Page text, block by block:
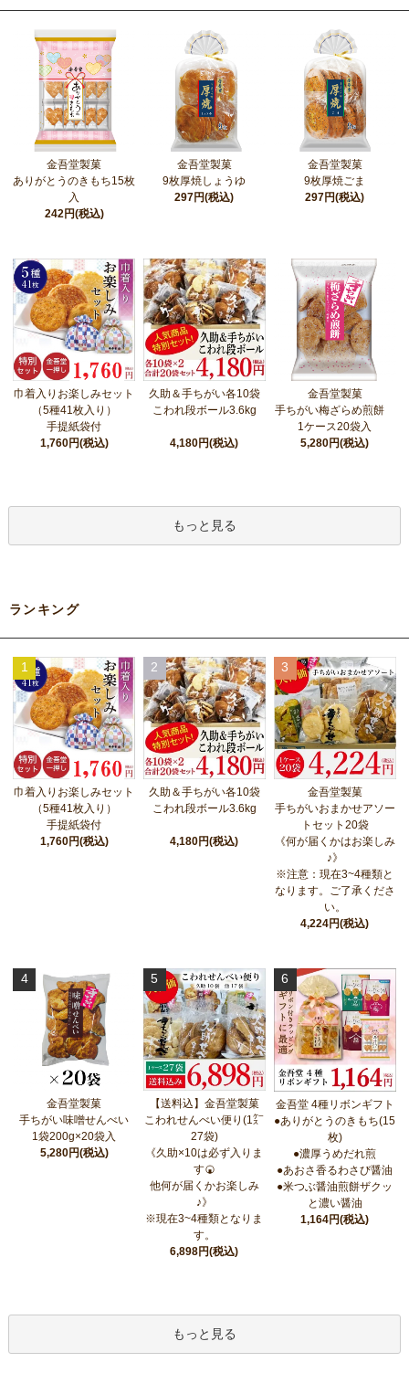
金吾堂製菓
ありがとうのきもち15枚
入
242円(税込)
金吾堂製菓
9枚厚焼しょうゆ
297円(税込)
金吾堂製菓
9枚厚焼ごま
297円(税込)
巾着入りお楽しみセット
（5種41枚入り）
手提紙袋付
1,760円(税込)
久助＆手ちがい各10袋
こわれ段ボール3.6kg
4,180円(税込)
金吾堂製菓
手ちがい梅ざらめ煎餅
1ケース20袋入
5,280円(税込)
もっと見る
ランキング
1
巾着入りお楽しみセット
（5種41枚入り）
手提紙袋付
1,760円(税込)
2
久助＆手ちがい各10袋
こわれ段ボール3.6kg
4,180円(税込)
3
金吾堂製菓
手ちがいおまかせアソー
トセット20袋
《何が届くかはお楽しみ
♪》
※注意：現在3~4種類と
なります。ご了承くださ
い。
4,224円(税込)
4
金吾堂製菓
手ちがい味噌せんべい
1袋200g×20袋入
5,280円(税込)
5
【送料込】金吾堂製菓
こわれせんべい便り(1㌜
27袋)
《久助×10は必ず入りま
す🍘
他何が届くかお楽しみ
♪》
※現在3~4種類となりま
す。
6,898円(税込)
6
金吾堂 4種リボンギフト
●ありがとうのきもち(15
枚)
●濃厚うめだれ煎
●あおさ香るわさび醤油
●米つぶ醤油煎餅ザクッ
と濃い醤油
1,164円(税込)
もっと見る